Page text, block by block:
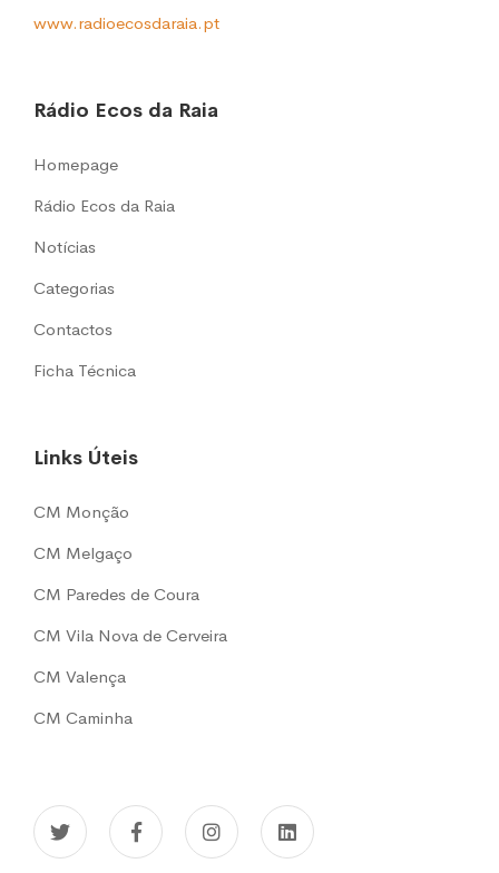
www.radioecosdaraia.pt
Rádio Ecos da Raia
Homepage
Rádio Ecos da Raia
Notícias
Categorias
Contactos
Ficha Técnica
Links Úteis
CM Monção
CM Melgaço
CM Paredes de Coura
CM Vila Nova de Cerveira
CM Valença
CM Caminha